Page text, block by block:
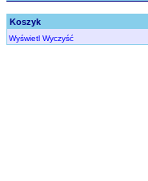
Koszyk
Wyświetl Wyczyść